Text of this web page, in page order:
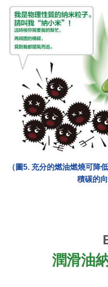
（圖5. 充分的燃油燃燒可降
積碳的向
潤滑油